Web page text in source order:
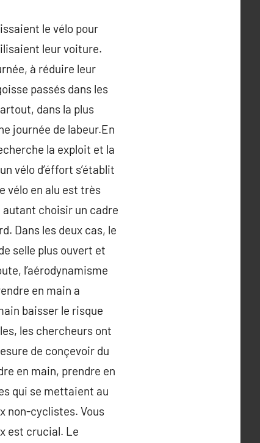
le vélo pour
leur voiture.
à réduire leur
passés dans les
dans la plus
journée de labeur.En
la exploit et la
vélo d’éffort s’établit
vélo en alu est très
choisir un cadre
Dans les deux cas, le
selle plus ouvert et
l’aérodynamisme
en main a
baisser le risque
les chercheurs ont
de conçevoir du
en main, prendre en
qui se mettaient au
non-cyclistes. Vous
est crucial. Le